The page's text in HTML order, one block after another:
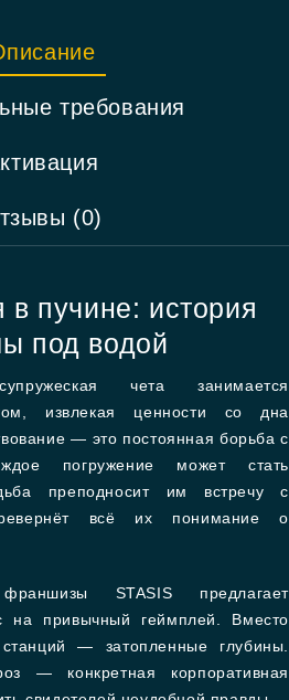
требования
(0)
в пучине: история
под водой
чета занимается
извлекая ценности со дна
— это постоянная борьба с
погружение может стать
преподносит им встречу с
всё их понимание о
STASIS предлагает
на привычный геймплей. Вместо
— затопленные глубины.
— конкретная корпоративная